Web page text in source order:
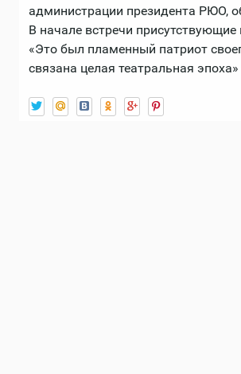
администрации президента РЮО,
В начале встречи
«Это был пламенный патриот
связана целая театральная